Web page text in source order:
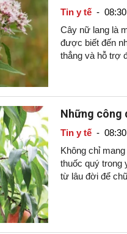
Tin y tế-
Cây nữ lang là
được biết đến
thẳng và hỗ trợ
Những công
Tin y tế-
Không chỉ
thuốc quý trong
từ lâu đời để